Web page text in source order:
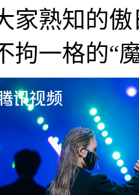
家熟知的
拘一格的